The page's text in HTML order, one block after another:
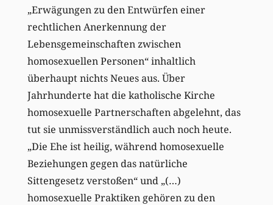
„Erwägungen zu den Entwürfen einer
rechtlichen Anerkennung der
Lebensgemeinschaften zwischen
homosexuellen Personen“ inhaltlich
überhaupt nichts Neues aus. Über
Jahrhunderte hat die katholische Kirche
homosexuelle Partnerschaften abgelehnt, das
tut sie unmissverständlich auch noch heute.
„Die Ehe ist heilig, während homosexuelle
Beziehungen gegen das natürliche
Sittengesetz verstoßen“ und „(…)
homosexuelle Praktiken gehören zu den